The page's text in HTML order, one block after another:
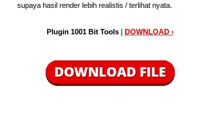
supaya hasil render lebih realistis / terlihat nyata.
Plugin 1001 Bit Tools | DOWNLOAD ›